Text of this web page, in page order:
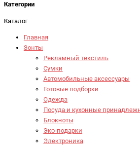
Категории
Каталог
Главная
Зонты
Рекламный текстиль
Сумки
Автомобильные аксессуары
Готовые подборки
Одежда
Посуда и кухонные
Блокноты
Эко-подарки
Электроника